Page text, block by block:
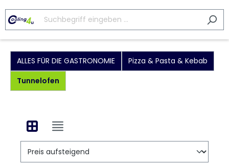
ALLES FÜR DIE GASTRONOMIE
Pizza & Pasta & Kebab
Tunnelofen